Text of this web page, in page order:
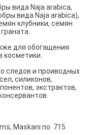
вида Naja arabica,
вида Naja arabica),
клубники, семян
для обогащения
косметики.
следов и проиводных
силиконов,
экстрактов,
Maskani по 715